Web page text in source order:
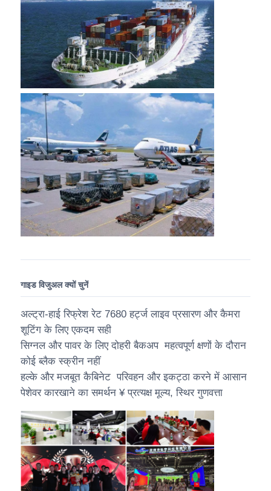
गाइड विजुअल क्यों चुनें
अल्ट्रा-हाई रिफ्रेश रेट 7680 हर्ट्ज लाइव प्रसारण और कैमरा
शूटिंग के लिए एकदम सही
सिग्नल और पावर के लिए दोहरी बैकअप ️ महत्वपूर्ण क्षणों के दौरान
कोई ब्लैक स्क्रीन नहीं
हल्के और मजबूत कैबिनेट ️ परिवहन और इकट्ठा करने में आसान
पेशेवर कारखाने का समर्थन ¥ प्रत्यक्ष मूल्य, स्थिर गुणवत्ता